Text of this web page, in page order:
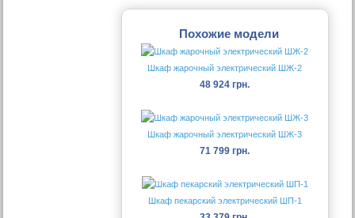
Похожие модели
Шкаф жарочный электрический ШЖ-2
48 924 грн.
Шкаф жарочный электрический ШЖ-3
71 799 грн.
Шкаф пекарский электрический ШП-1